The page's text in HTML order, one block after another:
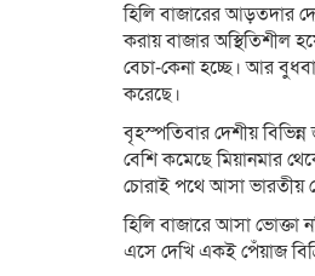
হিলি বাজারের আড়তদার
করায় বাজার অস্থিতিশীল
বেচা-কেনা হচ্ছে। আর
করেছে।
বৃহস্পতিবার দেশীয়
বেশি কমেছে মিয়ানমার
চোরাই পথে আসা ভারতীয়
হিলি বাজারে আসা ভোক্তা
এসে দেখি একই পেঁয়াজ